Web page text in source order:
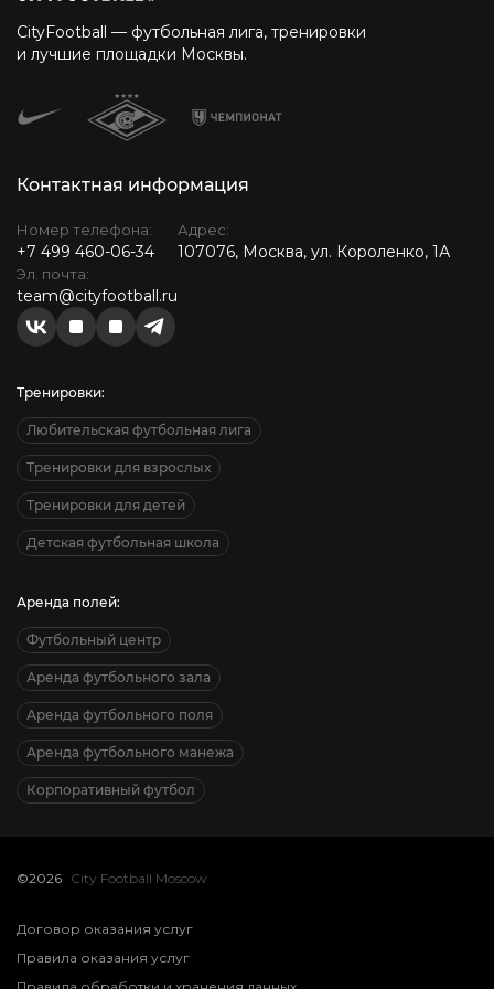
CityFootball — футбольная лига, тренировки
и лучшие площадки Москвы.
Контактная информация
Номер телефона:
+7 499 460-06-34
Эл. почта:
team@cityfootball.ru
Адрес:
107076, Москва, ул. Короленко, 1А
Тренировки:
Любительская футбольная лига
Тренировки для взрослых
Тренировки для детей
Детская футбольная школа
Аренда полей:
Футбольный центр
Аренда футбольного зала
Аренда футбольного поля
Аренда футбольного манежа
Корпоративный футбол
©2026 City Football Moscow
Договор оказания услуг
Правила оказания услуг